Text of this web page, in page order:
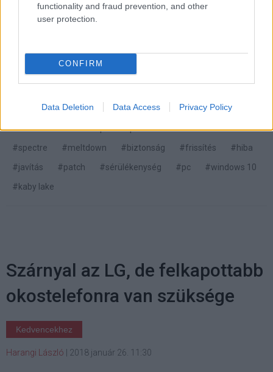
functionality and fraud prevention, and other
user protection.
CONFIRM
Data Deletion Data Access Privacy Policy
4 és egy 8 km-es egészségügyi tanösvény nyílt
Balatonalmádiban.
Címkék: #intel #cpu #processzor
#coffee lake
#spectre
#meltdown #biztonság #frissítés
#hiba
#javítás
#patch #sérülékenység #pc
#windows 10
#kaby lake
Szárnyal az LG, de felkapottabb
okostelefonra van szüksége
Kedvencekhez
Harangi László 2018 január 26. 11:30